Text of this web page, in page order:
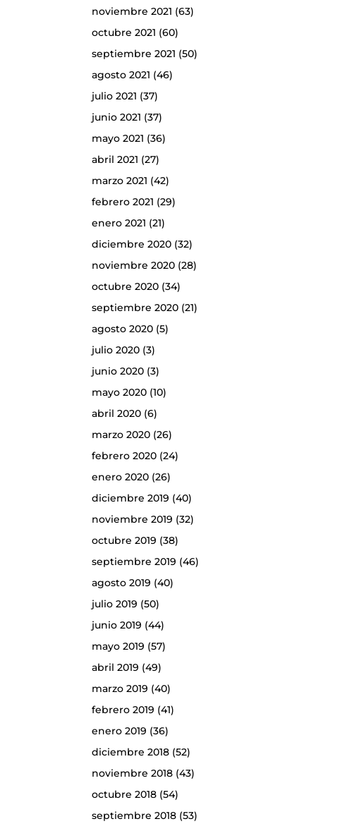
noviembre 2021 (63)
octubre 2021 (60)
septiembre 2021 (50)
agosto 2021 (46)
julio 2021 (37)
junio 2021 (37)
mayo 2021 (36)
abril 2021 (27)
marzo 2021 (42)
febrero 2021 (29)
enero 2021 (21)
diciembre 2020(32)
noviembre 2020(28)
octubre 2020(34)
septiembre 2020(21)
agosto 2020(5)
julio 2020(3)
junio 2020(3)
mayo 2020(10)
abril 2020(6)
marzo 2020(26)
febrero 2020(24)
enero 2020(26)
diciembre 2019 (40)
noviembre 2019 (32)
octubre 2019 (38)
septiembre 2019 (46)
agosto 2019 (40)
julio 2019 (50)
junio 2019 (44)
mayo 2019 (57)
abril 2019 (49)
marzo 2019 (40)
febrero 2019 (41)
enero 2019 (36)
diciembre 2018(52)
noviembre 2018(43)
octubre 2018(54)
septiembre 2018(53)